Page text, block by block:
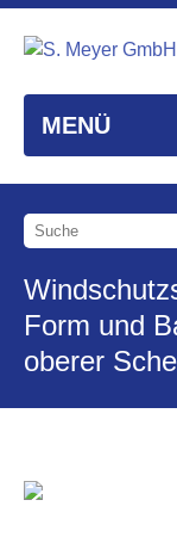
MENÜ
Form und
oberer